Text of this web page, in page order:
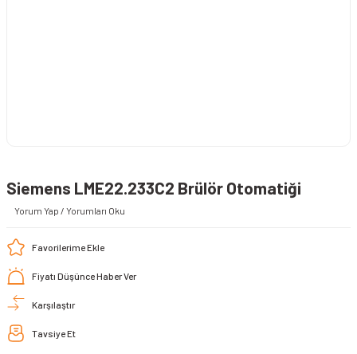
Siemens LME22.233C2 Brülör Otomatiği
Yorum Yap / Yorumları Oku
Fiyatı Düşünce Haber Ver
Karşılaştır
Tavsiye Et